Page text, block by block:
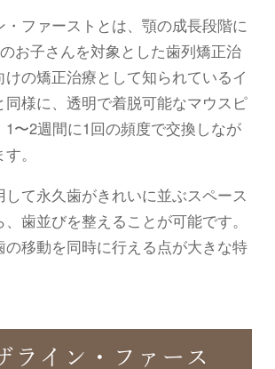
・ファーストとは、顎の成長段階に
お子さんを対象とした歯列矯正治
の矯正治療として知られているイ
同様に、透明で着脱可能なマウスピ
1〜2週間に1回の頻度で交換しなが
。
て永久歯がきれいに並ぶスペース
歯並びを整えることが可能です。
の移動を同時に行える点が大きな特
ライン・ファース